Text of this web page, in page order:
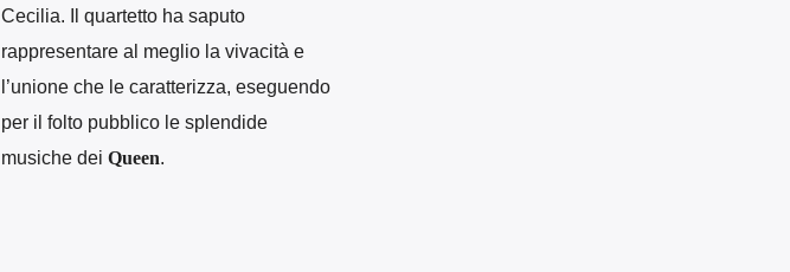
Cecilia. Il quartetto ha saputo
rappresentare al meglio la vivacità e
l’unione che le caratterizza, eseguendo
per il folto pubblico le splendide
musiche dei Queen.